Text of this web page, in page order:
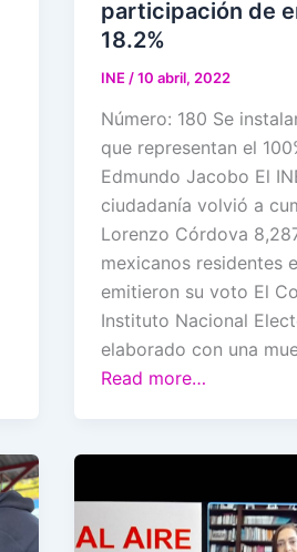
participación de
18.2%
INE /10 abril, 2022
Número: 180 Se
que representan el
Edmundo Jacobo El
ciudadanía volvió a
Lorenzo Córdova
mexicanos residentes
emitieron su voto El
Instituto Nacional
elaborado con una
Read more…